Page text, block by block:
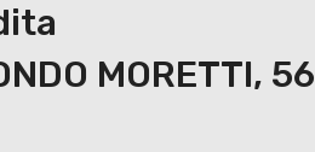
MORETTI, 56